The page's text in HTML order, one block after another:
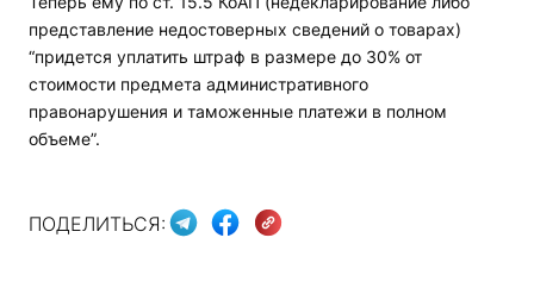
представление недостоверных сведений о товарах)
“придется уплатить штраф в размере до 30% от
стоимости предмета административного
правонарушения и таможенные платежи в полном
объеме”.
ПОДЕЛИТЬСЯ: